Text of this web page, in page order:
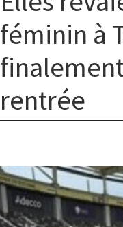
féminin à
rentrée